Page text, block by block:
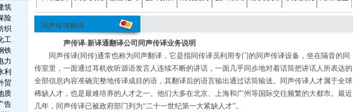
筑
险
织
工
铁
力
利
贸
质
告
同声传译翻译
声传译-新译通翻译公司同声传译业务说明
同声传译(同传)通常也称为同声翻译，它是指同传译员利用专门的同声传译设备，坐在隔音的同
传室里，一面通过耳机收听源语发言人连续不断的讲话，一面几乎同步地对着话筒把讲话人所表达的
全部信息内容准确完整地传译成目的语，其翻译后的语言输出通过话筒输送。同声传译人才属于全球
稀缺人才，也是最难培养的人才之一。他们大多在北京、上海和广州等国际交往频繁的大都市。最近
几年，同声传译已被政府部门列为“二十一世纪第一大紧缺人才”。